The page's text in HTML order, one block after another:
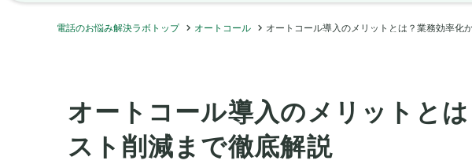
電話のお悩み解決ラボトップ オートコール オートコール導入のメリットとは？業務効率化
オートコール導入のメリットと
スト削減まで徹底解説